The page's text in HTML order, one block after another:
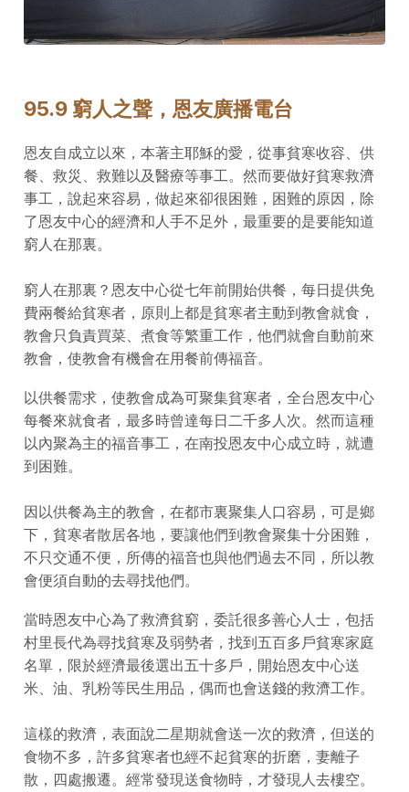
95.9 窮人之聲，恩友廣播電台
恩友自成立以來，本著主耶穌的愛，從事貧寒收容、供
餐、救災、救難以及醫療等事工。然而要做好貧寒救濟
事工，說起來容易，做起來卻很困難，困難的原因，除
了恩友中心的經濟和人手不足外，最重要的是要能知道
窮人在那裏。
窮人在那裏？恩友中心從七年前開始供餐，每日提供免
費兩餐給貧寒者，原則上都是貧寒者主動到教會就食，
教會只負責買菜、煮食等繁重工作，他們就會自動前來
教會，使教會有機會在用餐前傳福音。
以供餐需求，使教會成為可聚集貧寒者，全台恩友中心
每餐來就食者，最多時曾達每日二千多人次。然而這種
以內聚為主的福音事工，在南投恩友中心成立時，就遭
到困難。
因以供餐為主的教會，在都市裏聚集人口容易，可是鄉
下，貧寒者散居各地，要讓他們到教會聚集十分困難，
不只交通不便，所傳的福音也與他們過去不同，所以教
會便須自動的去尋找他們。
當時恩友中心為了救濟貧窮，委託很多善心人士，包括
村里長代為尋找貧寒及弱勢者，找到五百多戶貧寒家庭
名單，限於經濟最後選出五十多戶，開始恩友中心送
米、油、乳粉等民生用品，偶而也會送錢的救濟工作。
這樣的救濟，表面說二星期就會送一次的救濟，但送的
食物不多，許多貧寒者也經不起貧寒的折磨，妻離子
散，四處搬遷。經常發現送食物時，才發現人去樓空。